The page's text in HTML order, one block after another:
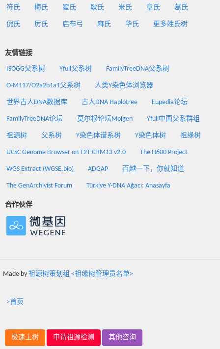
符氏 梅氏 翟氏 耿氏 米氏 章氏 葛氏
倪氏 厉氏 启布弓 麻氏 华氏 更多姓氏树
友情链接
ISOGG父系树 Yfull父系树 FamilyTreeDNA父系树
O-M117/O2a2b1a1父系树 人类Y染色体浏览器
世界古人DNA数据库 古人DNA Haplotree Eupedia论坛
FamilyTreeDNA论坛 莫尔根论坛Molgen Yfull中国父系群组
祖源树 父系树 Y染色体谱系树 Y染色体树 祖缘树
UCSC Genome Browser on T2T-CHM13 v2.0 The H600 Project
WGS Extract (WGSE.bio) ADGAP 百越一下，你就知道
The GenArchivist Forum Türkiye Y-DNA Ağacı: Anasayfa
合作伙伴
Made by 祖源树策划组 <祖缘树管理员名单>
>首页
极速上树 申请祖源检测 其他咨询